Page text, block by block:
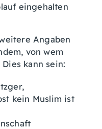
eingehalten
Angaben
von wem
kann sein:
kein Muslim ist